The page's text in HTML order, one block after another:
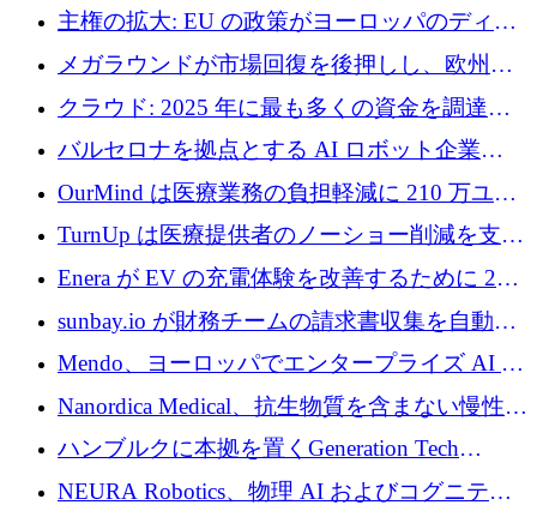
雇
主権の拡大: EU の政策がヨーロッパのディー
プテック戦略をどのように再構築しているか
メガラウンドが市場回復を後押しし、欧州の
ハイテク資金調達は5月に105億ユーロに回復
クラウド: 2025 年に最も多くの資金を調達し
た 10 社
バルセロナを拠点とする AI ロボット企業
Theker が 8,500 万ドルを調達
OurMind は医療業務の負担軽減に 210 万ユー
ロを寄付
TurnUp は医療提供者のノーショー削減を支援
するために 200 万ユーロを調達
Enera が EV の充電体験を改善するために 200
万ドルを調達
sunbay.io が財務チームの請求書収集を自動化
するために 55 万ユーロを調達
Mendo、ヨーロッパでエンタープライズ AI 導
入を拡大するために 1,200 万ユーロを確保
Nanordica Medical、抗生物質を含まない慢性創
傷治療薬を市場に投入するために 160 万ユー
ロを調達
ハンブルクに本拠を置くGeneration Tech
Partnersが5,000万ユーロのAIロールアップファ
NEURA Robotics、物理 AI およびコグニティ